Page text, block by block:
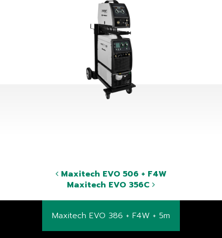
Maxitech EVO 506 + F4W
Maxitech EVO 356C
Maxitech EVO 386 + F4W + 5m